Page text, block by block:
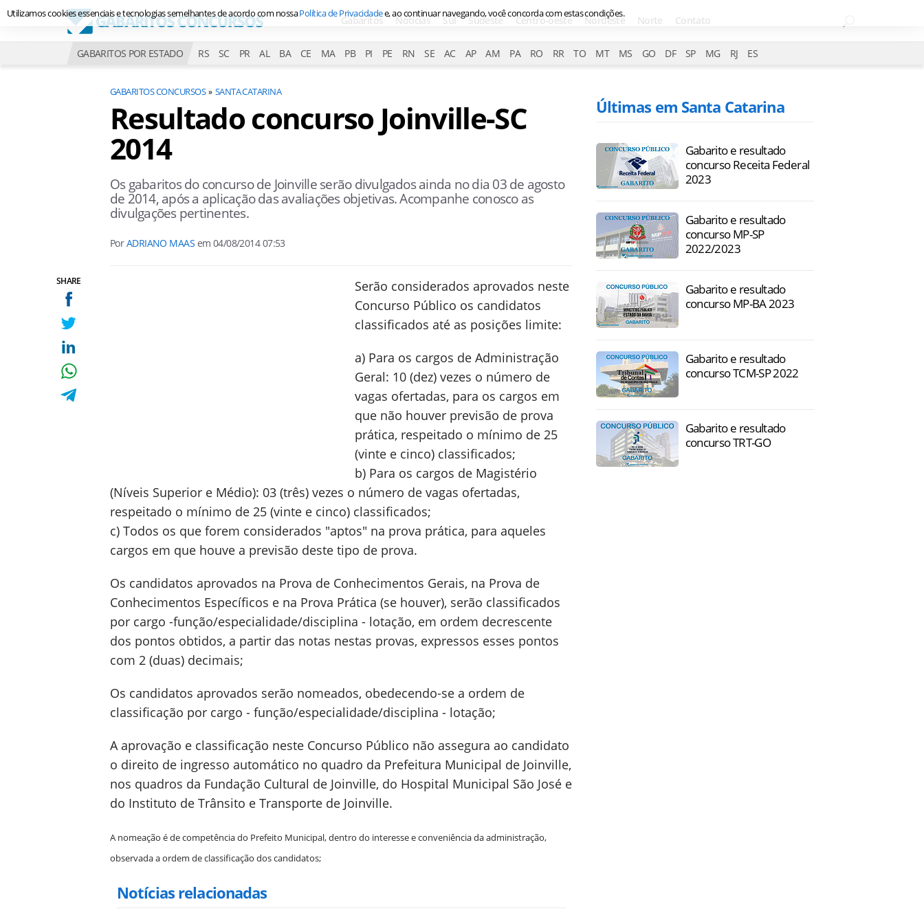
Gabaritos Notícias Sul Sudeste Centro-oeste Nordeste Norte Contato
GABARITOS POR ESTADO RS SC PR AL BA CE MA PB PI PE RN SE AC AP AM PA RO RR TO MT MS GO DF SP MG RJ ES
SHARE
GABARITOS CONCURSOS SANTA CATARINA
Resultado concurso Joinville-SC
2014
Os gabaritos do concurso de Joinville serão divulgados ainda no dia 03 de agosto
de 2014, após a aplicação das avaliações objetivas. Acompanhe conosco as
divulgações pertinentes.
PorADRIANO MAAS em 04/08/2014 07:53
Serão considerados aprovados neste
Concurso Público os candidatos
classificados até as posições limite:
a) Para os cargos de Administração
Geral: 10 (dez) vezes o número de
vagas ofertadas, para os cargos em
que não houver previsão de prova
prática, respeitado o mínimo de 25
(vinte e cinco) classificados;
b) Para os cargos de Magistério
(Níveis Superior e Médio): 03 (três) vezes o número de vagas ofertadas,
respeitado o mínimo de 25 (vinte e cinco) classificados;
c) Todos os que forem considerados "aptos" na prova prática, para aqueles
cargos em que houve a previsão deste tipo de prova.
Os candidatos aprovados na Prova de Conhecimentos Gerais, na Prova de
Conhecimentos Específicos e na Prova Prática (se houver), serão classificados
por cargo -função/especialidade/disciplina - lotação, em ordem decrescente
dos pontos obtidos, a partir das notas nestas provas, expressos esses pontos
com 2 (duas) decimais;
Os candidatos aprovados serão nomeados, obedecendo-se a ordem de
classificação por cargo - função/especialidade/disciplina - lotação;
A aprovação e classificação neste Concurso Público não assegura ao candidato
o direito de ingresso automático no quadro da Prefeitura Municipal de Joinville,
nos quadros da Fundação Cultural de Joinville, do Hospital Municipal São José e
do Instituto de Trânsito e Transporte de Joinville.
A nomeação é de competência do Prefeito Municipal, dentro do interesse e conveniência da administração,
observada a ordem de classificação dos candidatos;
Notícias relacionadas
Últimas em Santa Catarina
Gabarito e resultado
concurso Receita Federal
2023
Gabarito e resultado
concurso MP-SP
2022/2023
Gabarito e resultado
concurso MP-BA 2023
Gabarito e resultado
concurso TCM-SP 2022
Gabarito e resultado
concurso TRT-GO
Utilizamos cookies essenciais e tecnologias semelhantes de acordo com nossaPolítica de Privacidadee, ao continuar navegando, você concorda com estas condições.